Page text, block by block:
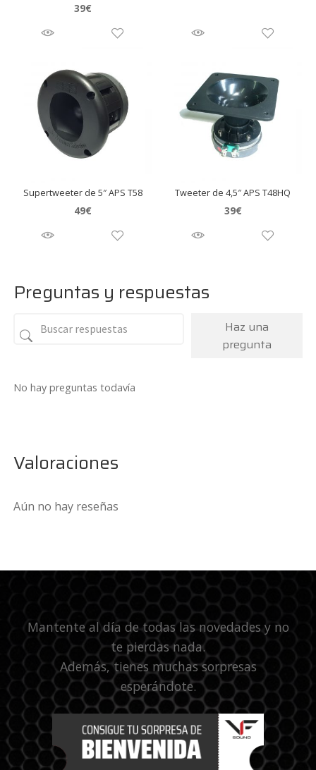
39€
Supertweeter de 5″ APS T58
49€
Tweeter de 4,5″ APS T48HQ
39€
Preguntas y respuestas
Haz una
pregunta
No hay preguntas todavía
Valoraciones
Aún no hay reseñas
Mantente al día de todas las novedades y no
te pierdas nada.
Además, tienes muchas sorpresas
esperándote.